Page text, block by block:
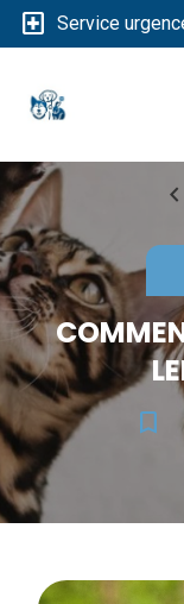
local_hospital Service
chevron_left
bookmark_border